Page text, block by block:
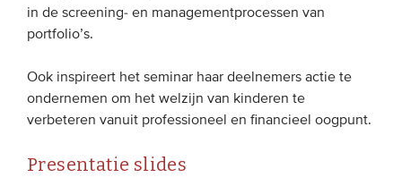
Webinars
Video’s
Vereniging
in de screening- en managementprocessen van
portfolio’s.
Ook inspireert het seminar haar deelnemers actie te
ondernemen om het welzijn van kinderen te
verbeteren vanuit professioneel en financieel oogpunt.
Presentatie slides